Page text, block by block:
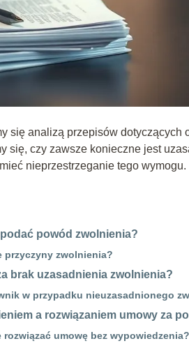
się analizą przepisów
się, czy zawsze konieczne jest
nieprzestrzeganie tego wymogu.
powód zwolnienia?
przyczyny zwolnienia?
brak uzasadnienia zwolnienia?
w przypadku nieuzasadnionego
a rozwiązaniem umowy za
umowę bez wypowiedzenia?